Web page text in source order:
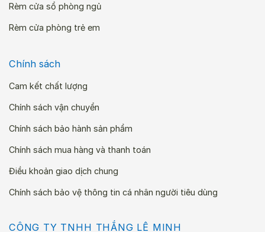
Rèm cửa sổ phòng ngủ
Rèm cửa phòng trẻ em
Chính sách
Cam kết chất lượng
Chính sách vận chuyển
Chính sách bảo hành sản phẩm
Chính sách mua hàng và thanh toán
Điều khoản giao dịch chung
Chính sách bảo vệ thông tin cá nhân người tiêu dùng
CÔNG TY TNHH THẮNG LÊ MINH